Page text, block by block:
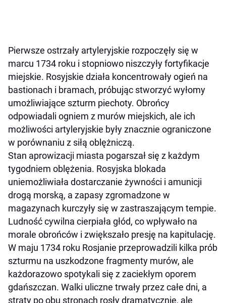
Pierwsze ostrzały artyleryjskie rozpoczęły się w
marcu 1734 roku i stopniowo niszczyły fortyfikacje
miejskie. Rosyjskie działa koncentrowały ogień na
bastionach i bramach, próbując stworzyć wyłomy
umożliwiające szturm piechoty. Obrońcy
odpowiadali ogniem z murów miejskich, ale ich
możliwości artyleryjskie były znacznie ograniczone
w porównaniu z siłą oblężniczą.
Stan aprowizacji miasta pogarszał się z każdym
tygodniem oblężenia. Rosyjska blokada
uniemożliwiała dostarczanie żywności i amunicji
drogą morską, a zapasy zgromadzone w
magazynach kurczyły się w zastraszającym tempie.
Ludność cywilna cierpiała głód, co wpływało na
morale obrońców i zwiększało presję na kapitulację.
W maju 1734 roku Rosjanie przeprowadzili kilka prób
szturmu na uszkodzone fragmenty murów, ale
każdorazowo spotykali się z zaciekłym oporem
gdańszczan. Walki uliczne trwały przez całe dni, a
straty po obu stronach rosły dramatycznie, ale